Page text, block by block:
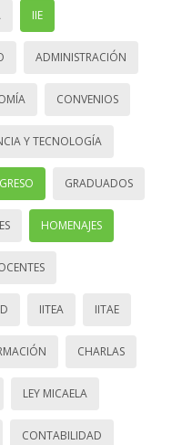
IIE
ADMINISTRACIÓN
CONVENIOS
Y TECNOLOGÍA
GRADUADOS
HOMENAJES
IITEA IITAE
CHARLAS
LEY MICAELA
CONTABILIDAD